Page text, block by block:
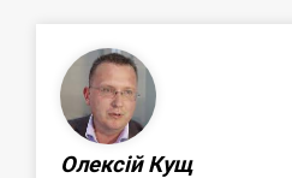
Олексій Кущ